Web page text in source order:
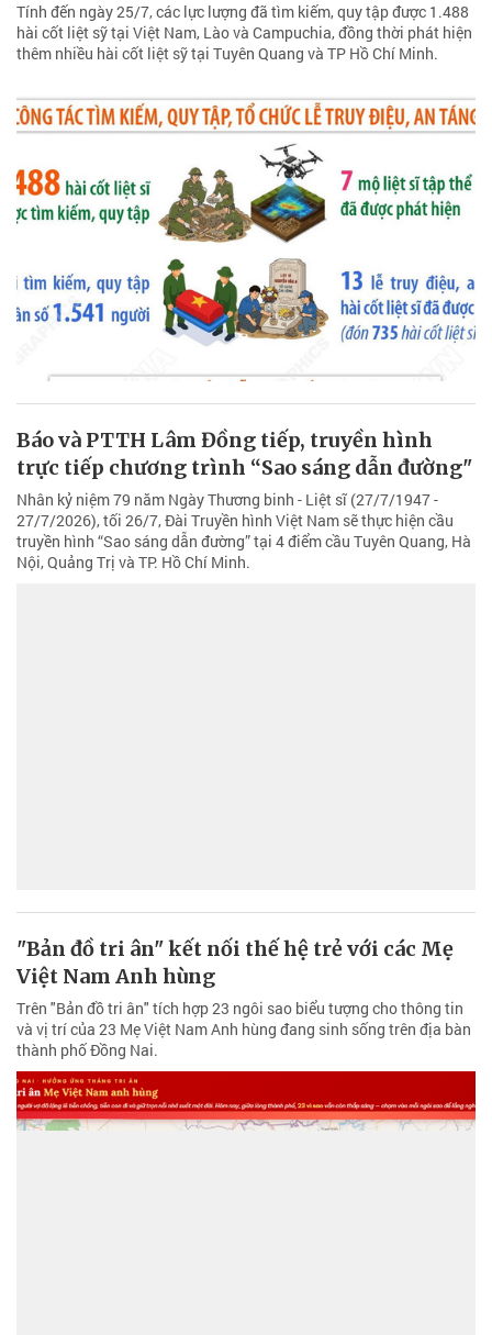
Tính đến ngày 25/7, các lực lượng đã tìm kiếm, quy tập được 1.488
hài cốt liệt sỹ tại Việt Nam, Lào và Campuchia, đồng thời phát hiện
thêm nhiều hài cốt liệt sỹ tại Tuyên Quang và TP Hồ Chí Minh.
Báo và PTTH Lâm Đồng tiếp, truyền hình
trực tiếp chương trình “Sao sáng dẫn đường"
Nhân kỷ niệm 79 năm Ngày Thương binh - Liệt sĩ (27/7/1947 -
27/7/2026), tối 26/7, Đài Truyền hình Việt Nam sẽ thực hiện cầu
truyền hình “Sao sáng dẫn đường” tại 4 điểm cầu Tuyên Quang, Hà
Nội, Quảng Trị và TP. Hồ Chí Minh.
"Bản đồ tri ân" kết nối thế hệ trẻ với các Mẹ
Việt Nam Anh hùng
Trên "Bản đồ tri ân" tích hợp 23 ngôi sao biểu tượng cho thông tin
và vị trí của 23 Mẹ Việt Nam Anh hùng đang sinh sống trên địa bàn
thành phố Đồng Nai.